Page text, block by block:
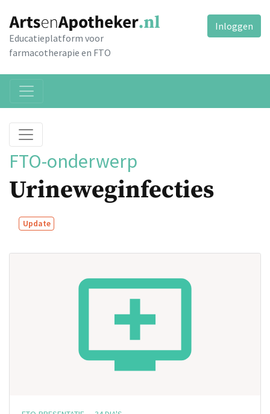
Educatieplatform voor
farmacotherapie en FTO
Inloggen
FTO-onderwerp
Urineweginfecties
Update